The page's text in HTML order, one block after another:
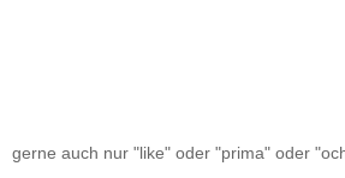
gerne auch nur "like" oder "prima" oder